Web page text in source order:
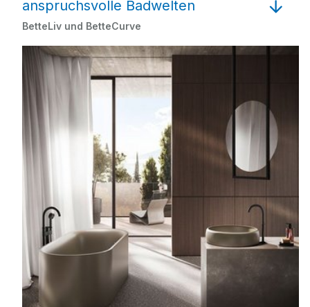
anspruchsvolle Badwelten
BetteLiv und BetteCurve